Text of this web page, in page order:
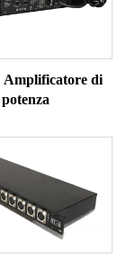
Amplificatore di
potenza